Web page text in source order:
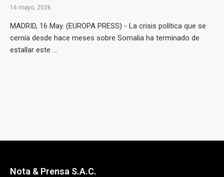
16 mayo, 2026
MADRID, 16 May. (EUROPA PRESS) - La crisis política que se
cernía desde hace meses sobre Somalia ha terminado de
estallar este ...
Nota & Prensa S.A.C.